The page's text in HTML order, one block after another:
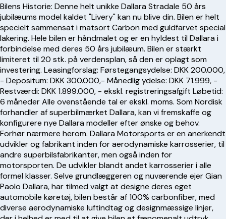
Bilens Historie: Denne helt unikke Dallara Stradale 50 års
jubilæums model kaldet "Livery" kan nu blive din. Bilen er helt
specielt sammensat i matsort Carbon med guldfarvet special
lakering. Hele bilen er håndmalet og er en hyldest til Dallara i
forbindelse med deres 50 års jubilæum. Bilen er stærkt
limiteret til 20 stk. på verdensplan, så den er oplagt som
investering. Leasingforslag: Førstegangsydelse: DKK 200.000,
- Depositum: DKK 300.000,- Månedlig ydelse: DKK 71.999, -
Restværdi: DKK 1.899.000, - ekskl. registreringsafgift Løbetid:
6 måneder Alle ovenstående tal er ekskl. moms. Som Nordisk
forhandler af superbilmærket Dallara, kan vi fremskaffe og
konfigurere nye Dallara modeller efter ønske og behov.
Forhør nærmere herom. Dallara Motorsports er en anerkendt
udvikler og fabrikant inden for aerodynamiske karrosserier, til
andre superbilsfabrikanter, men også inden for
motorsporten. De udvikler blandt andet karrosserier i alle
formel klasser. Selve grundlæggeren og nuværende ejer Gian
Paolo Dallara, har tilmed valgt at designe deres eget
automobile køretøj, bilen består af 100% carbonfiber, med
diverse aerodynamiske luftindtag og designmæssige linjer,